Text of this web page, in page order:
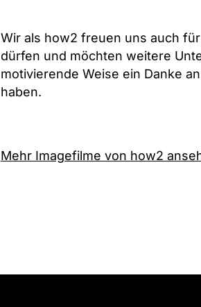
Wir als how2 freuen uns auch
dürfen und möchten weitere
motivierende Weise ein Danke
haben.
Mehr Imagefilme von how2